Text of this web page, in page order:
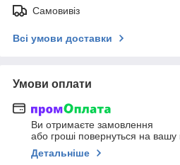
Самовивіз
Всі умови доставки
Умови оплати
Ви отримаєте замовлення
або гроші повернуться на вашу
Детальніше